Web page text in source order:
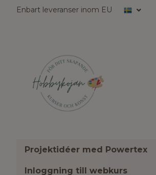
Enbart leveranser inom EU
Projektidéer med Powertex
Inloggning till webkurs